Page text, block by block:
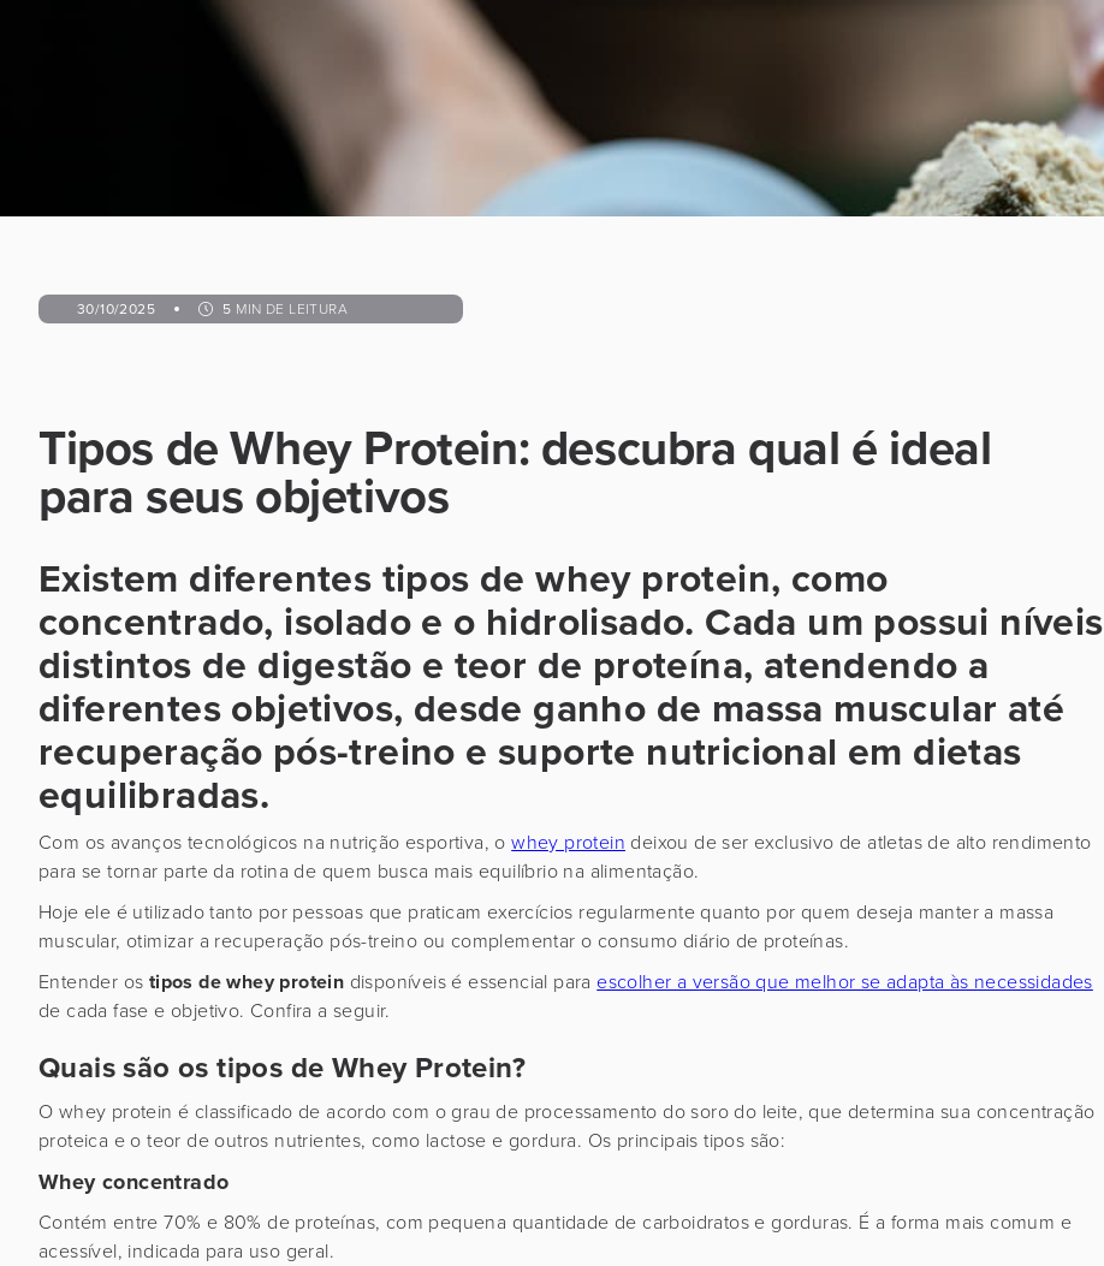
30/10/2025 5 MIN DE LEITURA
Tipos de Whey Protein: descubra qual é ideal
para seus objetivos
Existem diferentes tipos de whey protein, como
concentrado, isolado e o hidrolisado. Cada um possui níveis
distintos de digestão e teor de proteína, atendendo a
diferentes objetivos, desde ganho de massa muscular até
recuperação pós-treino e suporte nutricional em dietas
equilibradas.
Com os avanços tecnológicos na nutrição esportiva, owhey protein deixou de ser exclusivo de atletas de alto rendimento
para se tornar parte da rotina de quem busca mais equilíbrio na alimentação.
Hoje ele é utilizado tanto por pessoas que praticam exercícios regularmente quanto por quem deseja manter a massa
muscular, otimizar a recuperação pós-treino ou complementar o consumo diário de proteínas.
Entender os tipos de whey protein disponíveis é essencial paraescolher a versão que melhor se adapta às necessidades
de cada fase e objetivo. Confira a seguir.
Quais são os tipos de Whey Protein?
O whey protein é classificado de acordo com o grau de processamento do soro do leite, que determina sua concentração
proteica e o teor de outros nutrientes, como lactose e gordura. Os principais tipos são:
Whey concentrado
Contém entre 70% e 80% de proteínas, com pequena quantidade de carboidratos e gorduras. É a forma mais comum e
acessível, indicada para uso geral.